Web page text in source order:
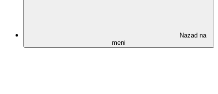
Nazad na
meni